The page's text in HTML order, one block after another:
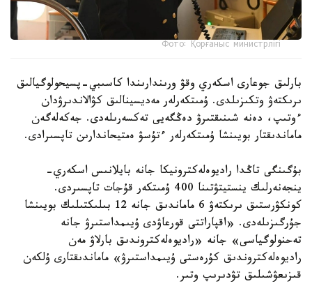
Фото: Қорғаныс министрлігі
بارلىق جوعارى اسكەري وقۋ ورىندارىندا كاسىبي-پسيحولوگيالىق
ىرىكتەۋ وتكىزىلدى. ۇمىتكەرلەر مەديسينالىق كۋالاندىرۋدان
ءوتىپ، دەنە شىنىقتىرۋ دەڭگەيى تەكسەرىلەدى. جەكەلەگەن
ماماندىقتار بويىنشا ۇمىتكەرلەر ءتۇسۋ ەمتيحاندارىن تاپسىرادى.
بۇگىنگى تاڭدا راديوەلەكترونيكا جانە بايلانىس اسكەري-
ينجەنەرلىك ينستيتۋتىنا 400 ۇمىتكەر قۇجات تاپسىردى.
كونكۋرستىق ىرىكتەۋ 6 ماماندىق جانە 12 بىلىكتىلىك بويىنشا
جۇرگىزىلەدى. «اقپاراتتى قورعاۋدى ۇيىمداستىرۋ جانە
تەحنولوگياسى» جانە «راديوەلەكتروندىق بارلاۋ مەن
راديوەلەكتروندىق كۇرەستى ۇيىمداستىرۋ» ماماندىقتارى ۇلكەن
قىزىعۋشىلىق تۋدىرىپ وتىر.